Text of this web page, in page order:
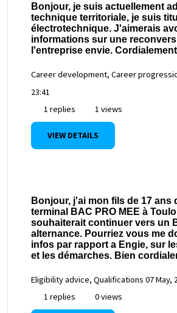
Bonjour, je suis actuellement
technique territoriale, je suis
électrotechnique. J'aimerais
informations sur une
l'entreprise envie. Cordialement
Career development, Career
23:41
1 replies
1 views
VIEW DETAILS
Bonjour, j'ai mon fils de 17 ans
terminal BAC PRO MEE à
souhaiterait continuer vers un
alternance. Pourriez vous me
infos par rapport a Engie, sur
et les démarches. Bien
Eligibility advice, Qualifications 07 May,
1 replies
0 views